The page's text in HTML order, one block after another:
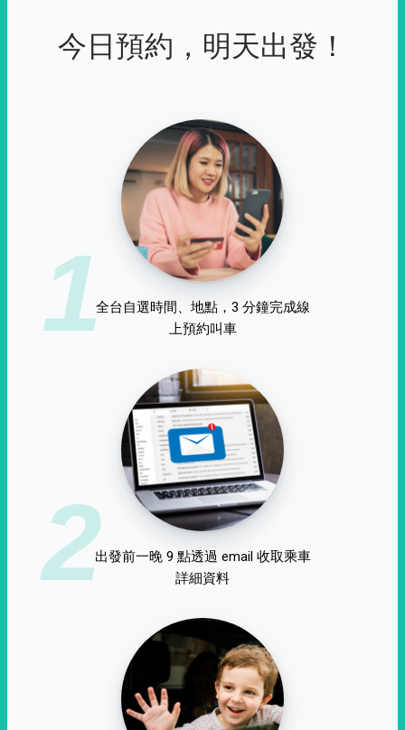
今日預約，明天出發！
1全台自選時間、地點，3 分鐘完成線
上預約叫車
2出發前一晚 9 點透過 email 收取乘車
詳細資料